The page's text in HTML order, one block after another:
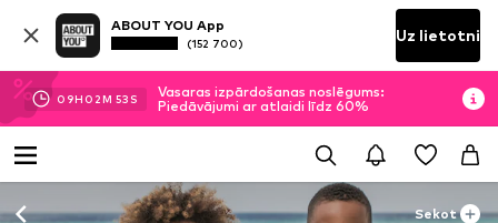
ABOUT YOU App
(152 700) Uz lietotni
09H 02M 52 S
Vasaras izpārdošanas noslēgums:
Piedāvājumi ar atlaidi līdz 60%
Sekot